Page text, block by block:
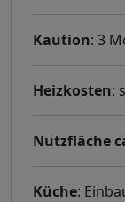
Kaution: 3
Heizkosten:
Nutzfläche
Küche: